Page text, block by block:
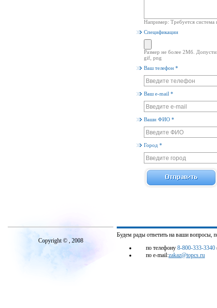
Например: Требуется система
Спецификации
Размер не более 2Мб.
gif, png
Ваш телефон *
Ваш e-mail *
Ваши ФИО *
Город *
Copyright © , 2008
Будем рады ответить на ваши вопросы,
по телефону 8-800-333-3340
по e-mail:zakaz@topcs.ru